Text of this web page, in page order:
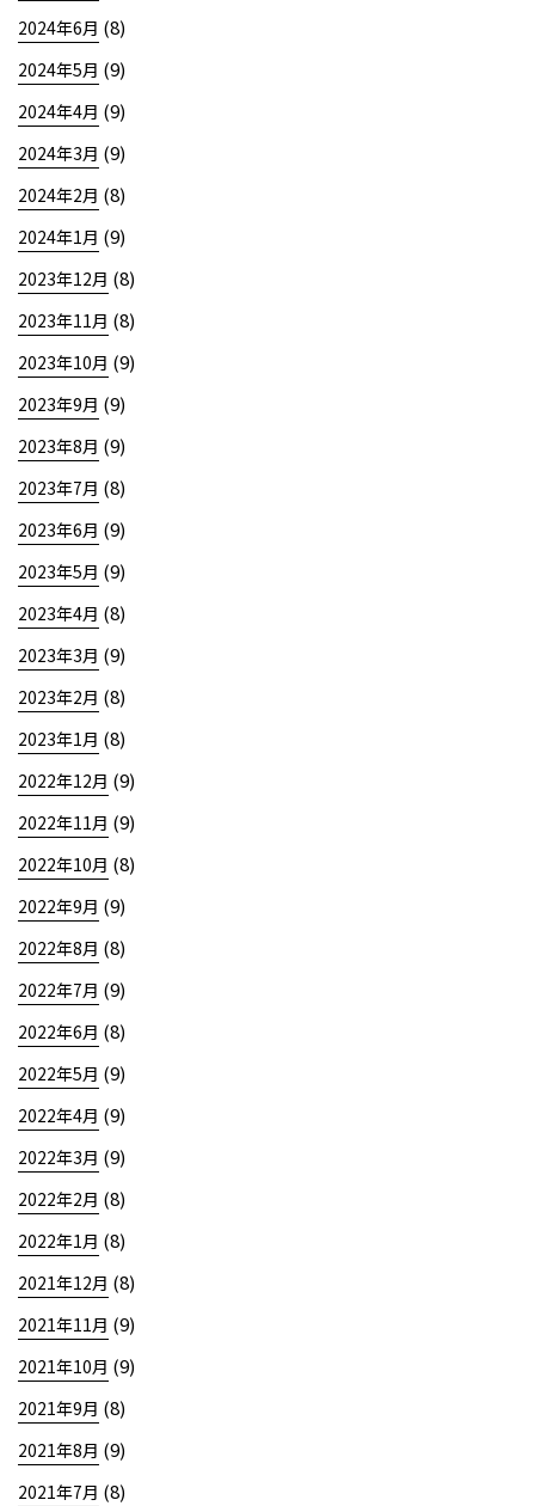
2024年6月 (8)
2024年5月 (9)
2024年4月 (9)
2024年3月 (9)
2024年2月 (8)
2024年1月 (9)
2023年12月 (8)
2023年11月 (8)
2023年10月 (9)
2023年9月 (9)
2023年8月 (9)
2023年7月 (8)
2023年6月 (9)
2023年5月 (9)
2023年4月 (8)
2023年3月 (9)
2023年2月 (8)
2023年1月 (8)
2022年12月 (9)
2022年11月 (9)
2022年10月 (8)
2022年9月 (9)
2022年8月 (8)
2022年7月 (9)
2022年6月 (8)
2022年5月 (9)
2022年4月 (9)
2022年3月 (9)
2022年2月 (8)
2022年1月 (8)
2021年12月 (8)
2021年11月 (9)
2021年10月 (9)
2021年9月 (8)
2021年8月 (9)
2021年7月 (8)